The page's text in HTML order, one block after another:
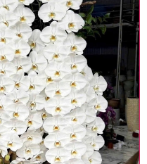
lan hồ điệp đẹp và
từ nhiều cây hoa
nên có thể sẽ
phẩm thực tế và